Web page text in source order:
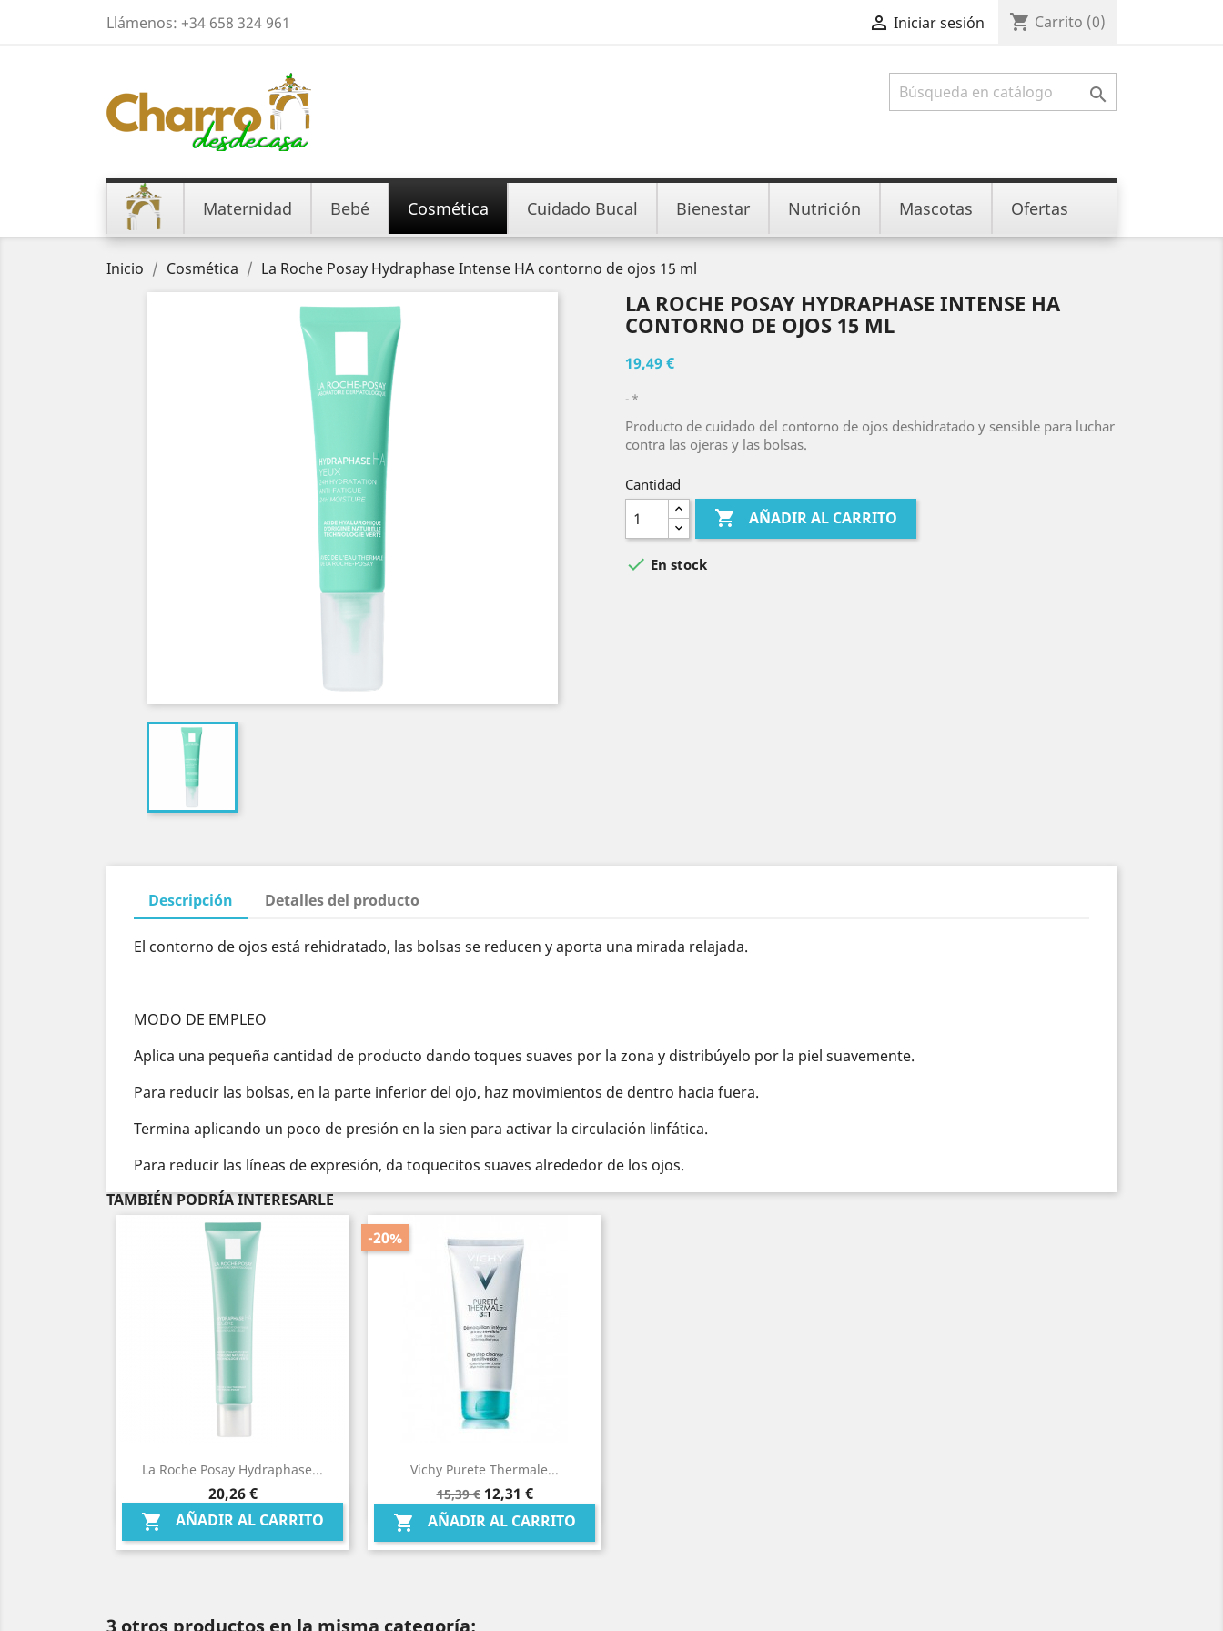
Llámenos: +34 658 324 961  Iniciar sesión shopping_cart Carrito (0)

Maternidad Bebé Cosmética Cuidado Bucal Bienestar Nutrición Mascotas Ofertas
Inicio Cosmética La Roche Posay Hydraphase Intense HA contorno de ojos 15 ml
LA ROCHE POSAY HYDRAPHASE INTENSE HA
CONTORNO DE OJOS 15 ML
19,49 €
*
Producto de cuidado del contorno de ojos deshidratado y sensible para luchar
contra las ojeras y las bolsas.
Cantidad
 AÑADIR AL CARRITO
 En stock
Descripción Detalles del producto
El contorno de ojos está rehidratado, las bolsas se reducen y aporta una mirada relajada.
MODO DE EMPLEO
Aplica una pequeña cantidad de producto dando toques suaves por la zona y distribúyelo por la piel suavemente.
Para reducir las bolsas, en la parte inferior del ojo, haz movimientos de dentro hacia fuera.
Termina aplicando un poco de presión en la sien para activar la circulación linfática.
Para reducir las líneas de expresión, da toquecitos suaves alrededor de los ojos.
TAMBIÉN PODRÍA INTERESARLE
La Roche Posay Hydraphase...
Precio
20,26 €
 AÑADIR AL CARRITO
Vista rápida
Vichy Purete Thermale...
Precio
base
15,39 €
-20%
Precio
12,31 €
 AÑADIR AL CARRITO
Vista rápida
3 otros productos en la misma categoría: